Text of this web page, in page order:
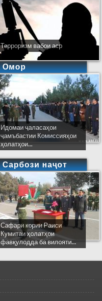
Терроризм вабои аср
Омор
Идомаи ҷаласаҳои
ҷамъбастии Комиссияҳои
ҳолатҳои...
Сарбози наҷот
Сафари кории Раиси
Кумитаи ҳолатҳои
фавқулодда ба вилояти...